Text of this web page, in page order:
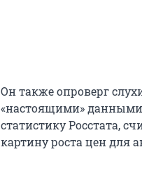
Он также опроверг
«настоящими» данными
статистику Росстата,
картину роста цен для